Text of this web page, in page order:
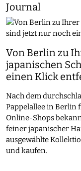
Journal
Von Berlin zu
japanischen
einen Klick
Nach dem
Pappelallee in Berlin
Online-Shops
feiner japanischer
ausgewählte
und kaufen.